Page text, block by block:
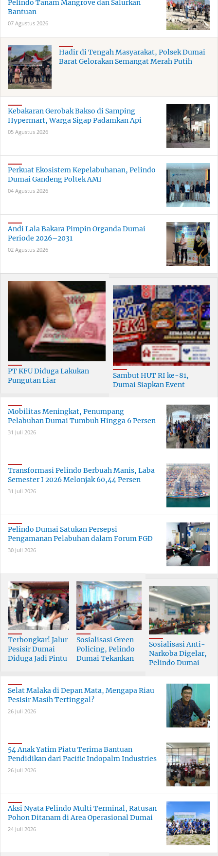
Pelindo Tanam Mangrove dan Salurkan
Bantuan
07 Agustus 2026
Hadir di Tengah Masyarakat, Polsek Dumai
Barat Gelorakan Semangat Merah Putih
Kebakaran Gerobak Bakso di Samping
Hypermart, Warga Sigap Padamkan Api
05 Agustus 2026
Perkuat Ekosistem Kepelabuhanan, Pelindo
Dumai Gandeng Poltek AMI
04 Agustus 2026
Andi Lala Bakara Pimpin Organda Dumai
Periode 2026–2031
02 Agustus 2026
PT KFU Diduga Lakukan
Pungutan Liar
Dumai
Sambut HUT RI ke-81,
Dumai Siapkan Event
Mobilitas Meningkat, Penumpang
Pelabuhan Dumai Tumbuh Hingga 6 Persen
31 Juli 2026
Transformasi Pelindo Berbuah Manis, Laba
Semester I 2026 Melonjak 60,44 Persen
31 Juli 2026
Pelindo Dumai Satukan Persepsi
Pengamanan Pelabuhan dalam Forum FGD
30 Juli 2026
Terbongkar! Jalur
Pesisir Dumai
Diduga Jadi Pintu
Skala Besar
Sosialisasi Green
Policing, Pelindo
Dumai Tekankan
Bersama
Sosialisasi Anti-
Narkoba Digelar,
Pelindo Dumai
Selat Malaka di Depan Mata, Mengapa Riau
Pesisir Masih Tertinggal?
26 Juli 2026
54 Anak Yatim Piatu Terima Bantuan
Pendidikan dari Pacific Indopalm Industries
26 Juli 2026
Aksi Nyata Pelindo Multi Terminal, Ratusan
Pohon Ditanam di Area Operasional Dumai
24 Juli 2026